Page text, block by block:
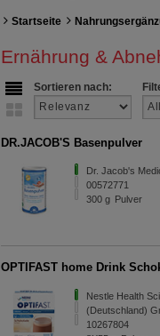
Startseite
Ernährung &
Sortieren nach:
DR.JACOB'S Basenpulver
Dr. Jacob's
00572771
300g Pulver
OPTIFAST home Drink
Nestle Health
(Deutschland)
10267804